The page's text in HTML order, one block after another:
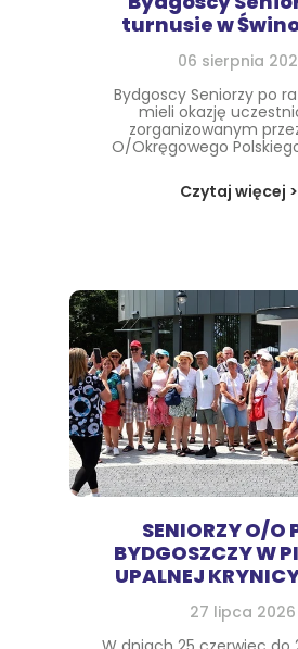
turnusie w
06 sierpnia
Bydgoscy Seniorzy po
mieli okazję
zorganizowanym
O/Okręgowego
Czytaj więcej
SENIORZY O/O
BYDGOSZCZY W
UPALNEJ
27 lipca 2026